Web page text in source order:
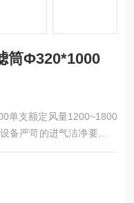
筒Φ‌320*1000
单支额定风量1200~1800
备严苛的进气洁净要求，
是焊烟 / 喷砂滤筒的专用